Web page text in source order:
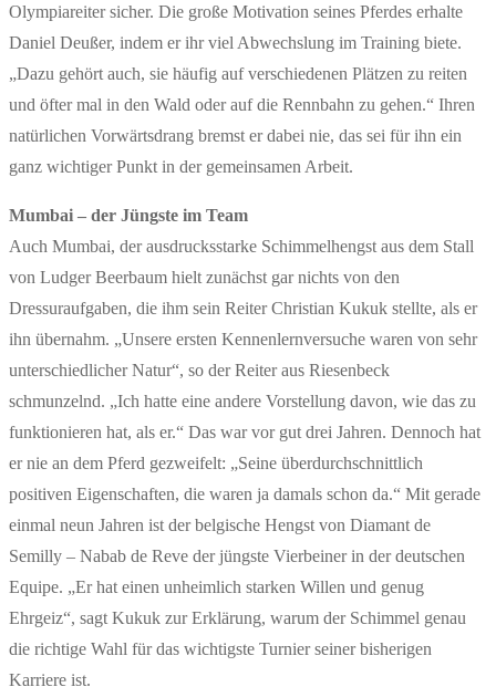
Olympiareiter sicher. Die große Motivation seines Pferdes erhalte
Daniel Deußer, indem er ihr viel Abwechslung im Training biete.
„Dazu gehört auch, sie häufig auf verschiedenen Plätzen zu reiten
und öfter mal in den Wald oder auf die Rennbahn zu gehen.“ Ihren
natürlichen Vorwärtsdrang bremst er dabei nie, das sei für ihn ein
ganz wichtiger Punkt in der gemeinsamen Arbeit.
Mumbai – der Jüngste im Team
Auch Mumbai, der ausdrucksstarke Schimmelhengst aus dem Stall
von Ludger Beerbaum hielt zunächst gar nichts von den
Dressuraufgaben, die ihm sein Reiter Christian Kukuk stellte, als er
ihn übernahm. „Unsere ersten Kennenlernversuche waren von sehr
unterschiedlicher Natur“, so der Reiter aus Riesenbeck
schmunzelnd. „Ich hatte eine andere Vorstellung davon, wie das zu
funktionieren hat, als er.“ Das war vor gut drei Jahren. Dennoch hat
er nie an dem Pferd gezweifelt: „Seine überdurchschnittlich
positiven Eigenschaften, die waren ja damals schon da.“ Mit gerade
einmal neun Jahren ist der belgische Hengst von Diamant de
Semilly – Nabab de Reve der jüngste Vierbeiner in der deutschen
Equipe. „Er hat einen unheimlich starken Willen und genug
Ehrgeiz“, sagt Kukuk zur Erklärung, warum der Schimmel genau
die richtige Wahl für das wichtigste Turnier seiner bisherigen
Karriere ist.